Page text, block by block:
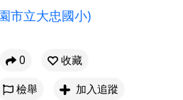
市立大忠國小)
0
收藏
檢舉 加入追蹤